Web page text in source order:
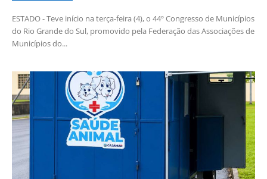
ESTADO - Teve início na terça-feira (4), o 44º Congresso de Municípios
do Rio Grande do Sul, promovido pela Federação das Associações de
Municípios do...